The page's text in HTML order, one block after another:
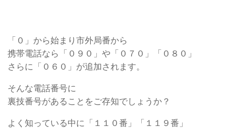
「０」から始まり市外局番から
携帯電話なら「０９０」や「０７０」「０８０」
さらに「０６０」が追加されます。
そんな電話番号に
裏技番号があることをご存知でしょうか？
よく知っている中に「１１０番」「１１９番」